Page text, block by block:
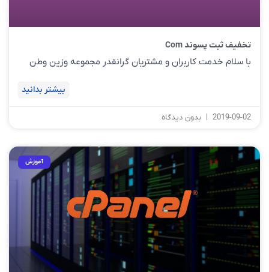
تخفیف ثبت پسوند Com
با سلام خدمت کاربران و مشتریان گرانقدر مجموعه وزین وطن
بیشتر بدانید
2019-09-02 بدون دیدگاه
آموزش